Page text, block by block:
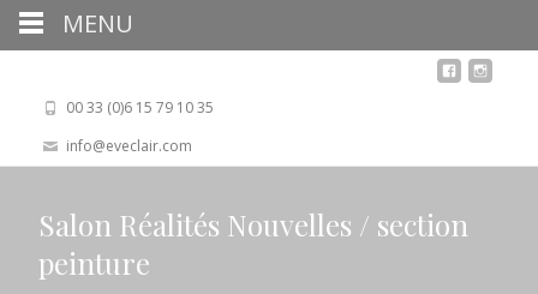
00 33 (0)6 15 79 10 35
info@eveclair.com
Salon Réalités Nouvelles / section
peinture
MENU